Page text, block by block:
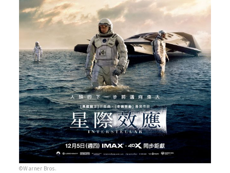
©Warner Bros.